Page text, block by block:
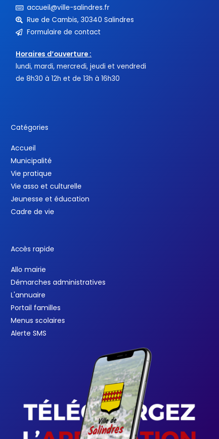
accueil@ville-salindres.fr
Rue de Cambis, 30340 Salindres
Formulaire de contact
Horaires d’ouverture :
lundi, mardi, mercredi, jeudi et vendredi
de 8h30 à 12h et de 13h à 16h30
Catégories
Accueil
Municipalité
Vie pratique
Vie asso et culturelle
Jeunesse et éducation
Cadre de vie
Accès rapide
Allo mairie
Démarches administratives
L'annuaire
Portail familles
Menus scolaires
Alerte SMS